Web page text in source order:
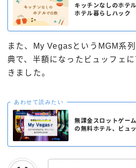
キッチンなしのホテ
ホテル暮らしハック
また、My VegasというMGM系
典で、半額になったビュッフェ
きました。
あわせて読みたい
無課金スロットゲー
の無料ホテル、ビュ